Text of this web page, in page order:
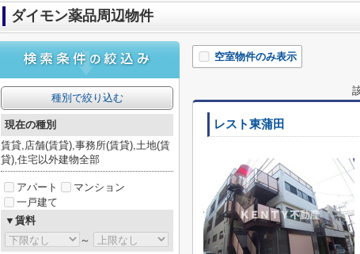
ダイモン薬品周辺物件
空室物件のみ表示
レスト東蒲田
種別で絞り込む
現在の種別
賃貸,店舗(賃貸),事務所(賃貸),土地(賃
貸),住宅以外建物全部
アパート
マンション
一戸建て
▼賃料
～